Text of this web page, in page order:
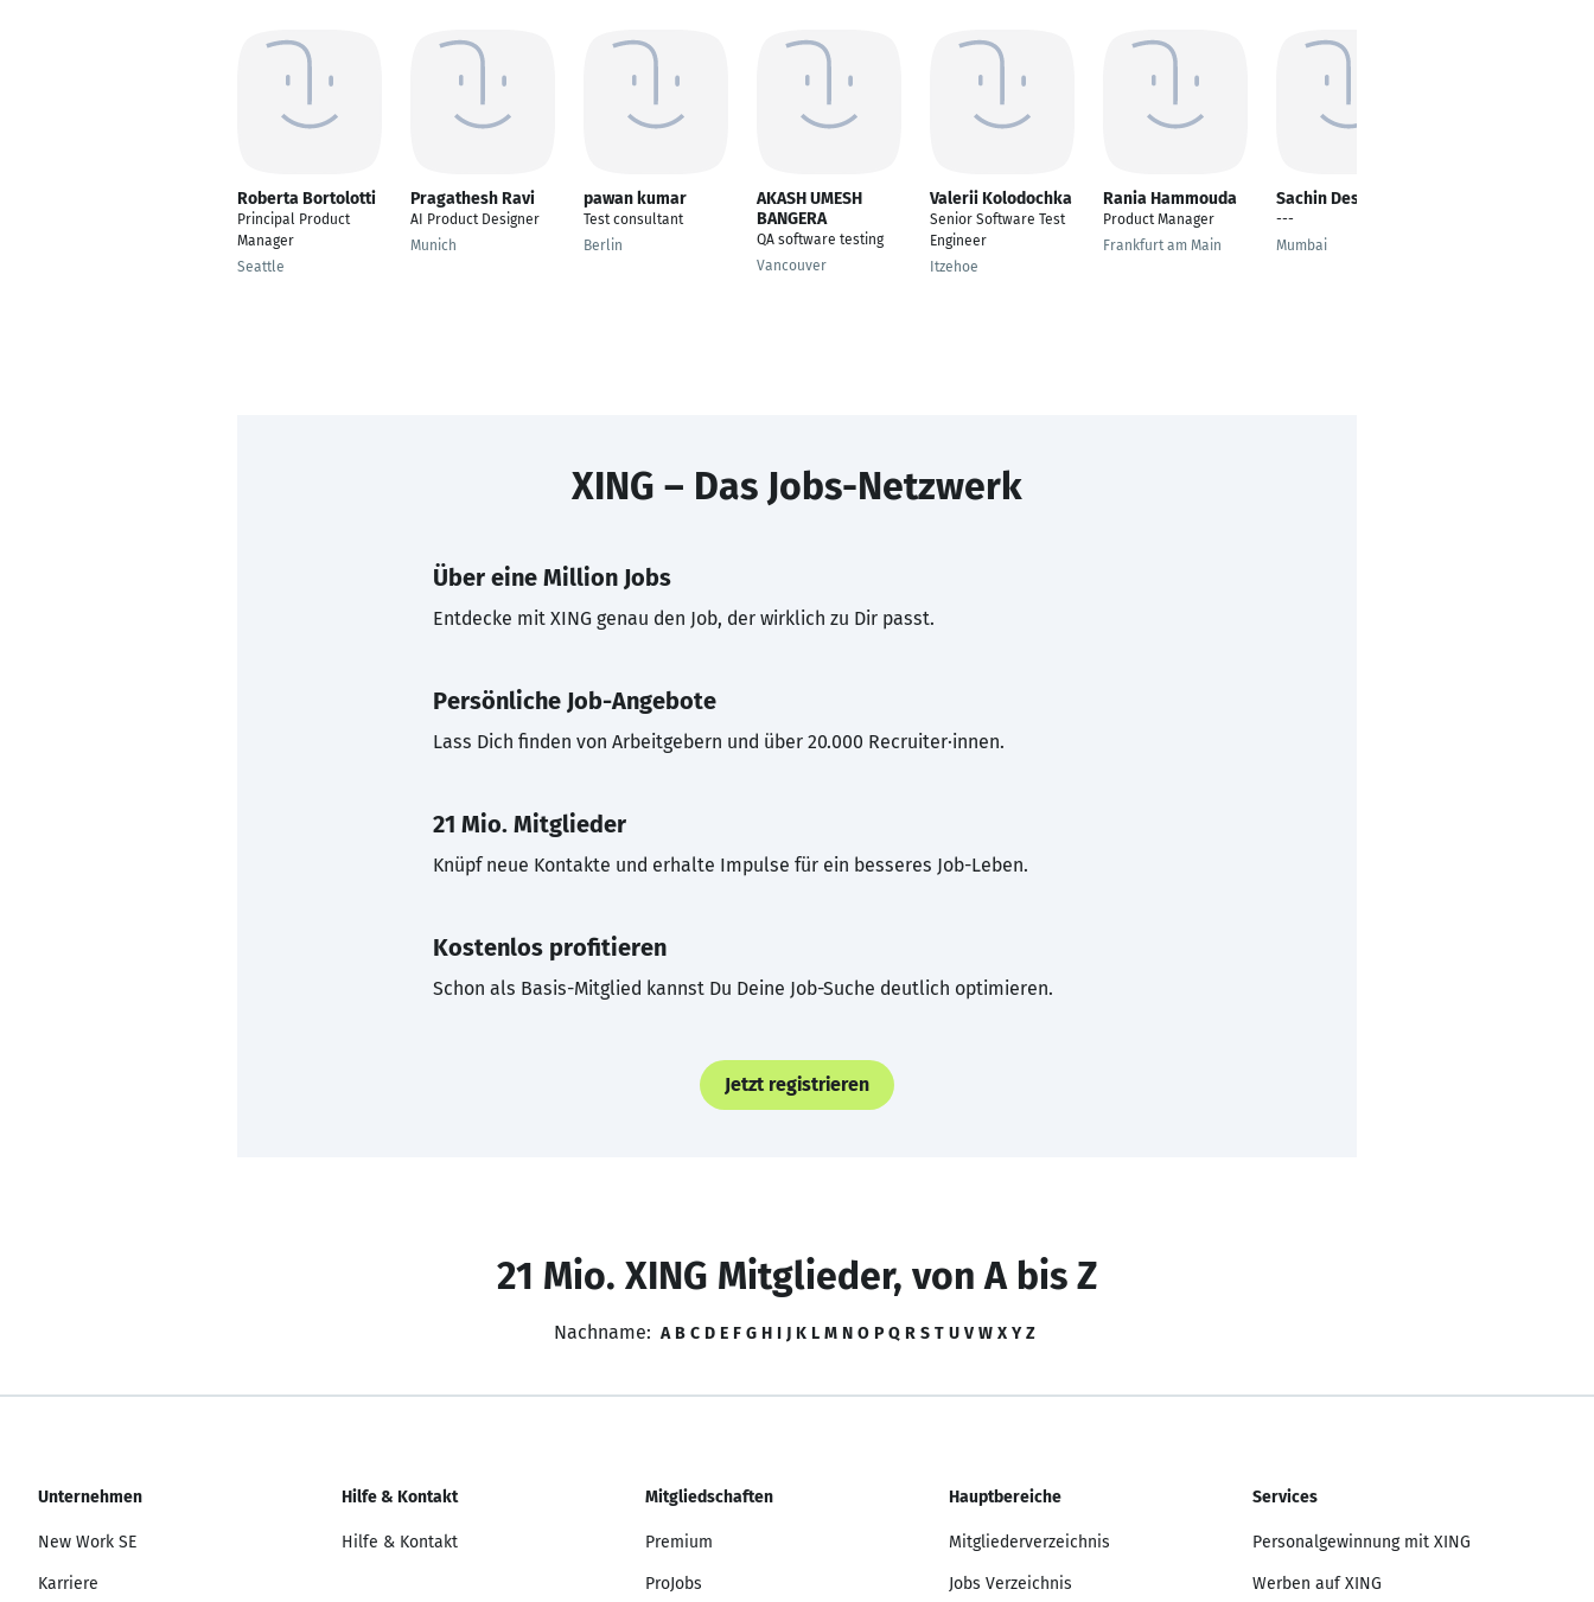
Roberta Bortolotti
Principal Product
Manager
Seattle
Pragathesh Ravi
AI Product Designer
Munich
pawan kumar
Test consultant
Berlin
AKASH UMESH
BANGERA
QA software testing
Vancouver
Valerii Kolodochka
Senior Software Test
Engineer
Itzehoe
Rania Hammouda
Product Manager
Frankfurt am Main
Sachin Deshmukh
---
Mumbai
XING – Das Jobs-Netzwerk
Über eine Million Jobs
Entdecke mit XING genau den Job, der wirklich zu Dir passt.
Persönliche Job-Angebote
Lass Dich finden von Arbeitgebern und über 20.000 Recruiter·innen.
21 Mio. Mitglieder
Knüpf neue Kontakte und erhalte Impulse für ein besseres Job-Leben.
Kostenlos profitieren
Schon als Basis-Mitglied kannst Du Deine Job-Suche deutlich optimieren.
Jetzt registrieren
21 Mio. XING Mitglieder, von A bis Z
Nachname: A B C D E F G H I J K L M N O P Q R S T U V W X Y Z
Unternehmen
New Work SE
Karriere
Hilfe & Kontakt
Hilfe & Kontakt
Mitgliedschaften
Premium
ProJobs
Hauptbereiche
Mitgliederverzeichnis
Jobs Verzeichnis
Services
Personalgewinnung mit XING
Werben auf XING